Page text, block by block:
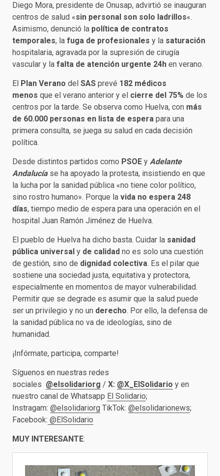
Diego Mora, presidente de Onusap, advirtió se inauguran
centros de salud «sin personal son solo ladrillos«.
Asimismo, denunció la política de contratos
temporales, la fuga de profesionales y la saturación
hospitalaria, agravada por la supresión de cirugía
vascular y la falta de atención urgente 24h en verano.
El Plan Verano del SAS prevé 182 médicos
menos que el verano anterior y el cierre del 75% de los
centros por la tarde. Se observa como Huelva, con más
de 60.000 personas en lista de espera para una
primera consulta, se juega su salud en cada decisión
política.
Desde distintos partidos como PSOE y Adelante
Andalucíase ha apoyado la protesta, insistiendo en que
la lucha por la sanidad pública «no tiene color político,
sino rostro humano». Porque la vida no espera 248
días, tiempo medio de espera para una operación en el
hospital Juan Ramón Jiménez de Huelva.
El pueblo de Huelva ha dicho basta. Cuidar la sanidad
pública universal y de calidad no es solo una cuestión
de gestión, sino de dignidad colectiva. Es el pilar que
sostiene una sociedad justa, equitativa y protectora,
especialmente en momentos de mayor vulnerabilidad.
Permitir que se degrade es asumir que la salud puede
ser un privilegio y no un derecho. Por ello, la defensa de
la sanidad pública no va de ideologías, sino de
humanidad.
¡Infórmate, participa, comparte!
Síguenos en nuestras redes
sociales @elsolidariorg / X: @X_ElSolidario y en
nuestro canal de Whatsapp El Solidario;
Instragam: @elsolidariorg TikTok: @elsolidarionews;
Facebook: @ElSolidario
MUY INTERESANTE: